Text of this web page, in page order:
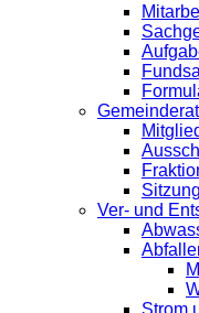
Gemeinderat
Ver- und